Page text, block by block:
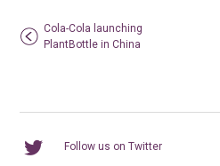
Cola-Cola launching
PlantBottle in China
Follow us on Twitter